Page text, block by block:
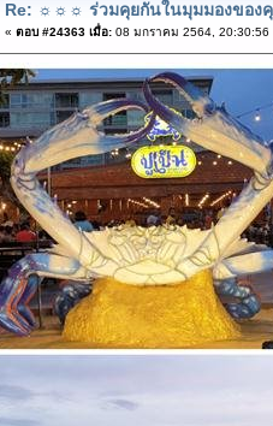
Re: ☼☼☼ ร่วมคุยกันในมุมมองของ
« ตอบ #24363 เมื่อ:08 มกราคม 2564, 20:30:56